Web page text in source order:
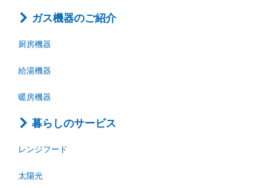
ガス機器のご紹介
厨房機器
給湯機器
暖房機器
暮らしのサービス
レンジフード
太陽光